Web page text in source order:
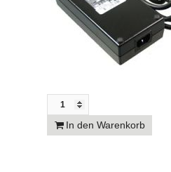
In den Warenkorb